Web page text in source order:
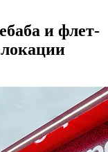
и флет-